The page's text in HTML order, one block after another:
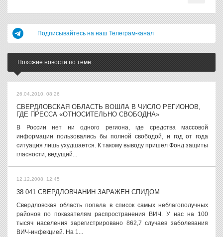
Подписывайтесь на наш Телеграм-канал
Похожие новости по теме
26.04.2010, 08:26
СВЕРДЛОВСКАЯ ОБЛАСТЬ ВОШЛА В ЧИСЛО РЕГИОНОВ,
ГДЕ ПРЕССА «ОТНОСИТЕЛЬНО СВОБОДНА»
В России нет ни одного региона, где средства массовой
информации пользовались бы полной свободой, и год от года
ситуация лишь ухудшается. К такому выводу пришел Фонд защиты
гласности, ведущий...
12.12.2008, 12:45
38 041 СВЕРДЛОВЧАНИН ЗАРАЖЕН СПИДОМ
Свердловская область попала в список самых неблагополучных
районов по показателям распространения ВИЧ. У нас на 100
тысяч населения зарегистрировано 862,7 случаев заболевания
ВИЧ-инфекцией. На 1...